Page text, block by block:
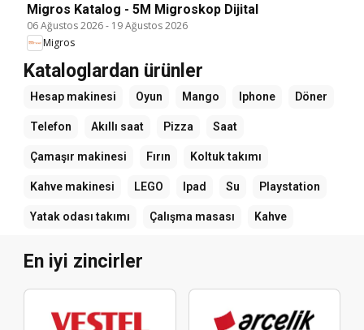
Migros Katalog - 5M Migroskop Dijital
06 Ağustos 2026- 19 Ağustos 2026
Migros
Kataloglardan ürünler
Hesap makinesi Oyun Mango Iphone Döner
Telefon Akıllı saat Pizza Saat
Çamaşır makinesi Fırın Koltuk takımı
Kahve makinesi LEGO Ipad Su Playstation
Yatak odası takımı Çalışma masası Kahve
En iyi zincirler